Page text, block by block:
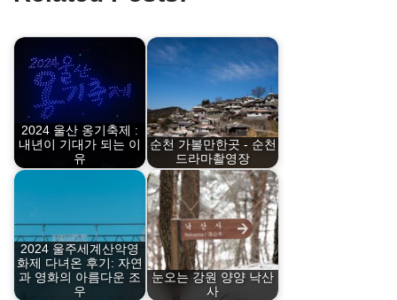
2024 울산 옹기축제 :
내년이 기대가 되는 이
유
순천 가볼만한곳 - 순천
드라마촬영장
2024 울주세계산악영
화제 다녀온 후기: 자연
과 영화의 아름다운 조
우
눈오는 강원 양양 낙산
사